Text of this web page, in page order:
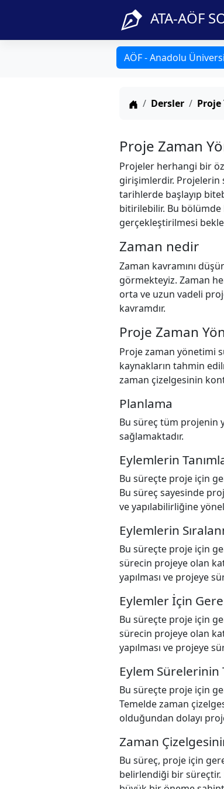
ATA-AÖF
AÖF - Anadolu
Anasayfa
Dersler
Proje Zaman
Projeler herhangi bir
girişimlerdir. Projelerin
tarihlerde başlayıp
bitirilebilir. Bu bölümde
gerçekleştirilmesi
Zaman nedir
Zaman kavramını
görmekteyiz. Zaman
orta ve uzun vadeli
kavramdır.
Proje Zaman
Proje zaman yönetimi
kaynakların tahmin
zaman çizelgesinin
Planlama
Bu süreç tüm projenin
sağlamaktadır.
Eylemlerin
Bu süreçte proje için
Bu süreç sayesinde
ve yapılabilirliğine
Eylemlerin
Bu süreçte proje için
sürecin projeye olan
yapılması ve projeye
Eylemler İçin
Bu süreçte proje için
sürecin projeye olan
yapılması ve projeye
Eylem Sürelerinin
Bu süreçte proje için
Temelde zaman
olduğundan dolayı
Zaman
Bu süreç, proje için
belirlendiği bir süreçtir.